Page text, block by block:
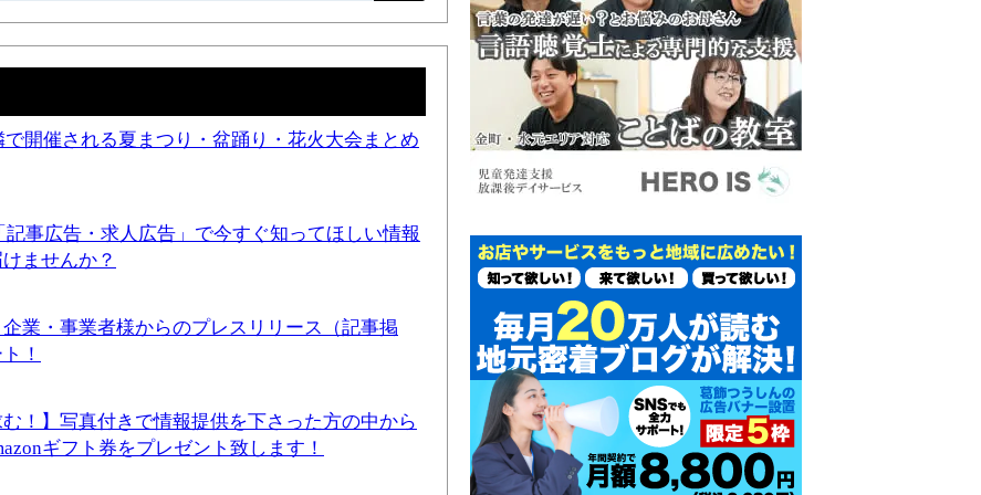
で開催される夏まつり・盆踊り・花火大会まとめ
記事広告・求人広告」で今すぐ知ってほしい情報
ませんか？
業・事業者様からのプレスリリース（記事掲
！
む！】写真付きで情報提供を下さった方の中から
ギフト券をプレゼント致します！